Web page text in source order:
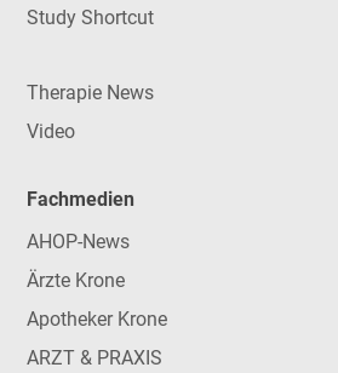
Study Shortcut
Therapie News
Video
Fachmedien
AHOP-News
Ärzte Krone
Apotheker Krone
ARZT & PRAXIS